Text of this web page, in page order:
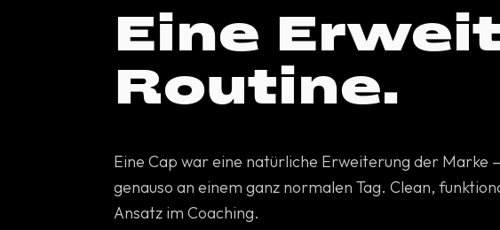
Eine
Routine.
Eine Cap war eine natürliche Erweiterung der Marke
genauso an einem ganz normalen Tag. Clean,
Ansatz im Coaching.